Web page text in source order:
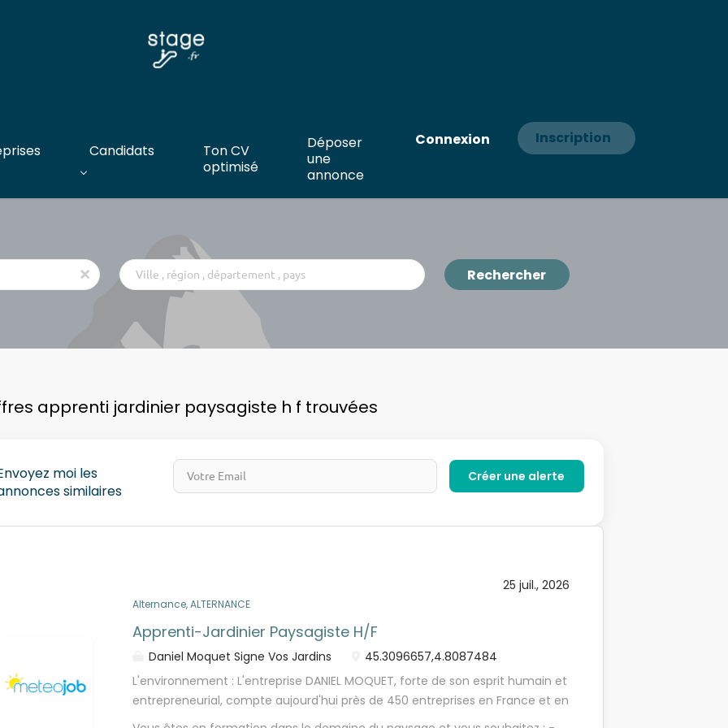
Connexion Inscription
Candidats
Ton CV
optimisé
Déposer
une
annonce
x
Ville
,
département
,
Rechercher
Rechercher
apprenti jardinier paysagiste h f trouvées
moi les
similaires
25 juil., 2026
Alternance, ALTERNANCE
Apprenti-Jardinier Paysagiste H/F
Daniel Moquet Signe Vos Jardins
45.3096657,4.8087484
L'environnement : L'entreprise DANIEL MOQUET, forte de son esprit humain et
entrepreneurial, compte aujourd'hui près de 450 entreprises en France et en
Belgique. Notre groupe familial spécialisé et leader dans l'aménagement